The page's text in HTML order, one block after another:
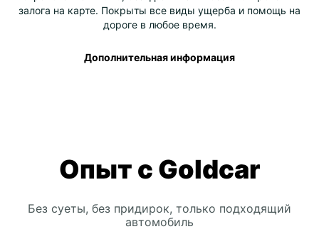
залога на карте. Покрыты все виды ущерба и помощь на
дороге в любое время.
Дополнительная информация
Опыт с Goldcar
Без суеты, без придирок, только подходящий
автомобиль